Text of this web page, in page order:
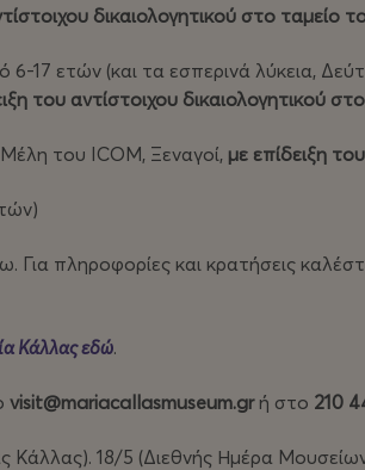
δικαιολογητικού στο ταμείο
17 ετών (και τα εσπερινά λύκεια,
του αντίστοιχου δικαιολογητικού
του ICOM, Ξεναγοί, με επίδειξη
Για πληροφορίες και κρατήσεις
Κάλλας εδώ.
visit@mariacallasmuseum.grή στο 210
Κάλλας). 18/5 (Διεθνής Ημέρα